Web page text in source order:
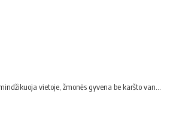
vietoje, žmonės gyvena be karšto vandens